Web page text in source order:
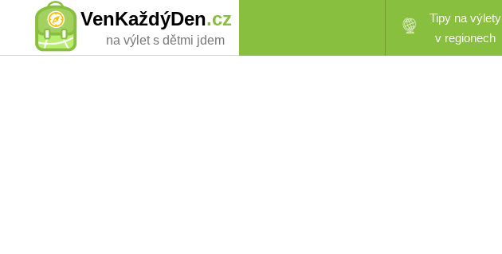
VenKaždýDen.cz
na výlet s dětmi jdem
Tipy na výlety
v regionech